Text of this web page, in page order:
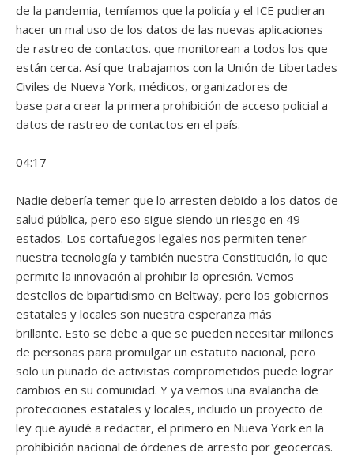
de la pandemia, temíamos que la policía y el ICE pudieran
hacer un mal uso de los datos de las nuevas aplicaciones
de rastreo de contactos. que monitorean a todos los que
están cerca. Así que trabajamos con la Unión de Libertades
Civiles de Nueva York, médicos, organizadores de
base para crear la primera prohibición de acceso policial a
datos de rastreo de contactos en el país.
04:17
Nadie debería temer que lo arresten debido a los datos de
salud pública, pero eso sigue siendo un riesgo en 49
estados. Los cortafuegos legales nos permiten tener
nuestra tecnología y también nuestra Constitución, lo que
permite la innovación al prohibir la opresión. Vemos
destellos de bipartidismo en Beltway, pero los gobiernos
estatales y locales son nuestra esperanza más
brillante. Esto se debe a que se pueden necesitar millones
de personas para promulgar un estatuto nacional, pero
solo un puñado de activistas comprometidos puede lograr
cambios en su comunidad. Y ya vemos una avalancha de
protecciones estatales y locales, incluido un proyecto de
ley que ayudé a redactar, el primero en Nueva York en la
prohibición nacional de órdenes de arresto por geocercas.